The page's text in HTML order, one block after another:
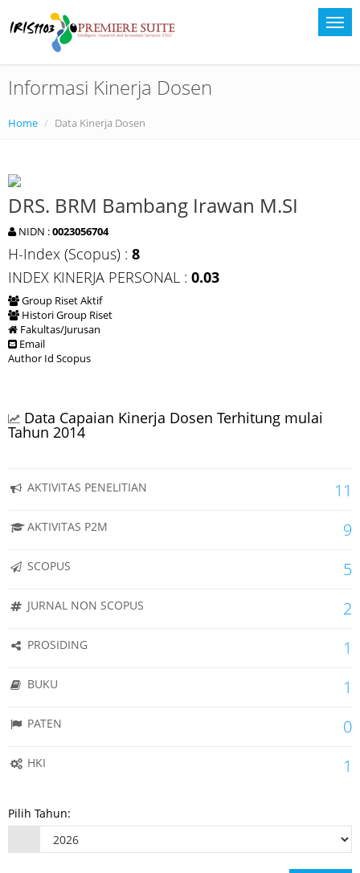
Informasi Kinerja Dosen
Home Data Kinerja Dosen
DRS. BRM Bambang Irawan M.SI
NIDN :0023056704
H-Index (Scopus) : 8
INDEX KINERJA PERSONAL : 0.03
Group Riset Aktif
Histori Group Riset
Fakultas/Jurusan
Email
Author Id Scopus
Data Capaian Kinerja Dosen Terhitung mulai
Tahun 2014
AKTIVITAS PENELITIAN 11
AKTIVITAS P2M 9
SCOPUS 5
JURNAL NON SCOPUS 2
PROSIDING 1
BUKU 1
PATEN 0
HKI 1
Pilih Tahun: